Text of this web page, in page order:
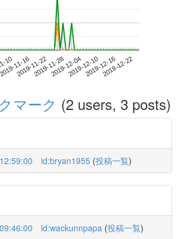
1011-16
2019-11-222019-11-282019-12-042019-12-102019-12-162019-12-22
マーク (2 users, 3 posts)
id:bryan1955 (投稿一覧)
id:wackunnpapa (投稿一覧)